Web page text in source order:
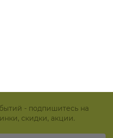
- подпишитесь на
скидки, акции.